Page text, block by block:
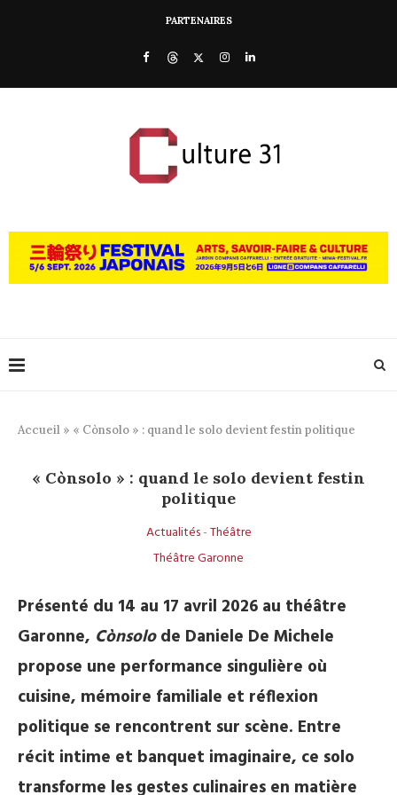
PARTENAIRES
Accueil » « Cònsolo » : quand le solo devient festin politique
« Cònsolo » : quand le solo devient festin
politique
Actualités-Théâtre
Théâtre Garonne
Présenté du 14 au 17 avril 2026 au théâtre
Garonne, Cònsolode Daniele De Michele
propose une performance singulière où
cuisine, mémoire familiale et réflexion
politique se rencontrent sur scène. Entre
récit intime et banquet imaginaire, ce solo
transforme les gestes culinaires en matière